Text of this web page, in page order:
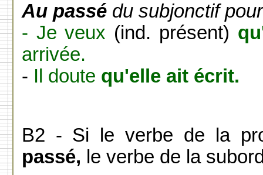
Au passédu subjonctif
- Je veux (ind. présent)
arrivée.
- Il doute qu'elle ait écrit.
B2 - Si le verbe de la
passé, le verbe de la